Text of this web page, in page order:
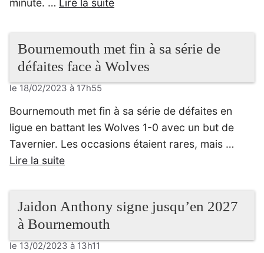
minute. … Lire la suite
Bournemouth met fin à sa série de
défaites face à Wolves
le 18/02/2023 à 17h55
Bournemouth met fin à sa série de défaites en
ligue en battant les Wolves 1-0 avec un but de
Tavernier. Les occasions étaient rares, mais …
Lire la suite
Jaidon Anthony signe jusqu’en 2027
à Bournemouth
le 13/02/2023 à 13h11